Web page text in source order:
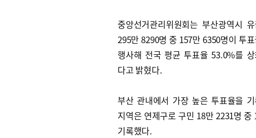
중앙선거관리위원회는 부산광역시
295만 8290명 중 157만 6350명이 투
행사해 전국 평균 투표율 53.0%를 상
다고 밝혔다.
부산 관내에서 가장 높은 투표율을
지역은 연제구로 구민 18만 2231명
기록했다.